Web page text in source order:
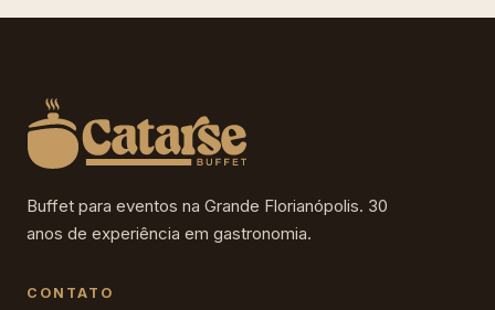
Buffet para eventos na Grande Florianópolis. 30
anos de experiência em gastronomia.
CONTATO